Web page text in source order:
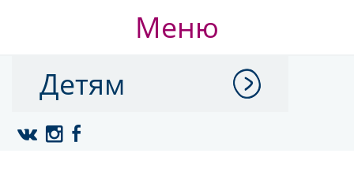
Меню
Детям